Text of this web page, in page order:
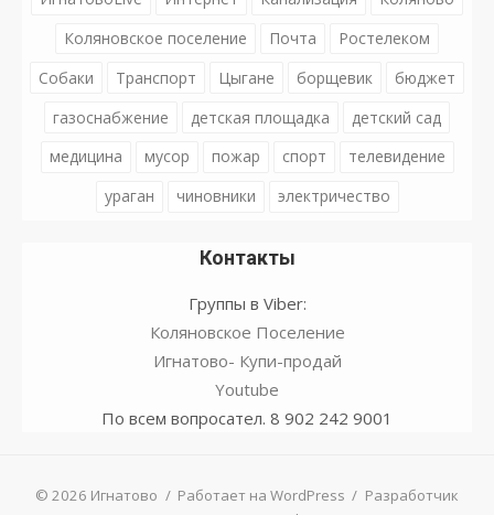
Коляновское поселение
Почта
Ростелеком
Собаки
Транспорт Цыгане борщевик
бюджет
газоснабжение
детская площадка
детский сад
медицина
мусор пожар спорт
телевидение
ураган
чиновники электричество
Контакты
Группы в Viber:
Коляновское Поселение
Игнатово- Купи-продай
Youtube
По всем вопросател. 8 902 242 9001
© 2026 Игнатово / Работает на WordPress / Разработчик